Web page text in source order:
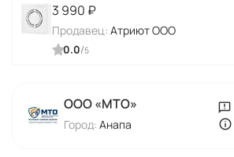
3 990 ₽
Продавец: Атриют ООО
0.0/5
ООО «МТО»
Город: Анапа